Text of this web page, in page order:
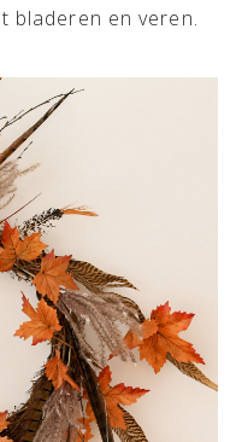
bladeren en veren.